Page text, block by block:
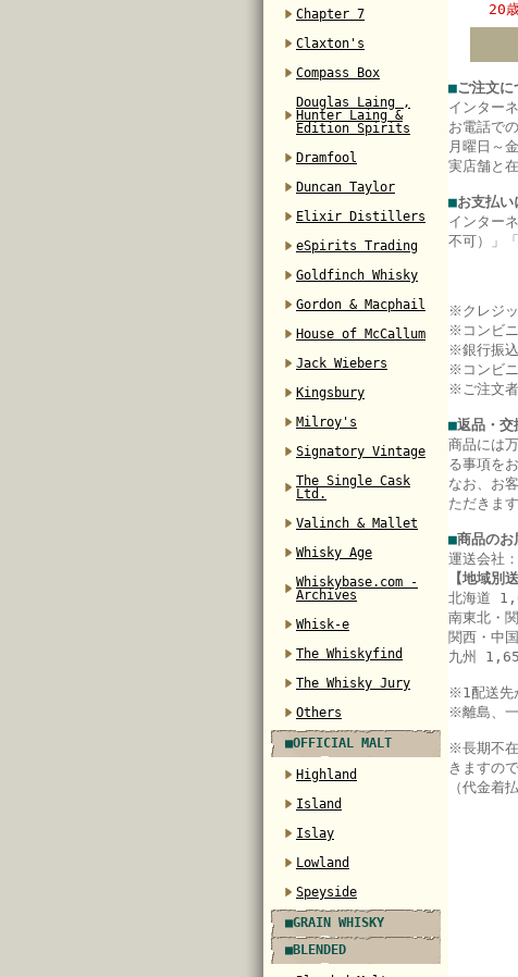
Chapter 7
Claxton's
Compass Box
Douglas Laing ,
Hunter Laing &
Edition Spirits
Dramfool
Duncan Taylor
Elixir Distillers
eSpirits Trading
Goldfinch Whisky
Gordon & Macphail
House of McCallum
Jack Wiebers
Kingsbury
Milroy's
Signatory Vintage
The Single Cask
Ltd.
Valinch & Mallet
Whisky Age
Whiskybase.com -
Archives
Whisk-e
The Whiskyfind
The Whisky Jury
Others
■OFFICIAL MALT
Highland
Island
Islay
Lowland
Speyside
■GRAIN WHISKY
■BLENDED
20
■ご注文に
インター
お電話で
月曜日～
実店舗と
■お支払い
インター
不可）」
※クレジ
※コンビニ
※銀行振込
※コンビ
※ご注文
■返品・交
商品には
る事項を
なお、お
ただきます
■商品のお
運送会社
【地域別
北海道
南東北・
関西・中
九州
※ 1配送先
※離島、一
※長期不
きますの
（代金着